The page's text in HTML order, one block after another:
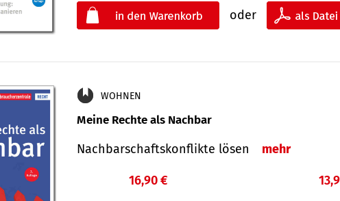
oder
WOHNEN
Meine Rechte als Nachbar
Nach­bar­schafts­konflikte lösen mehr
16,90 €